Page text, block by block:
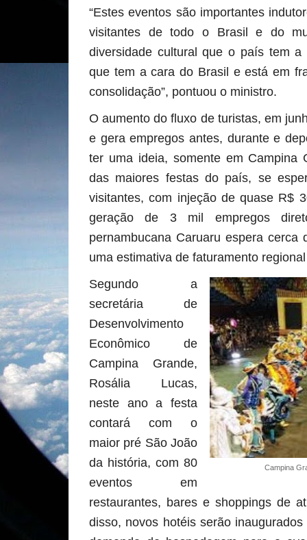
“Estes eventos são importantes
visitantes de todo o Brasil e do
diversidade cultural que o país tem
que tem a cara do Brasil e está em
consolidação”, pontuou o ministro.
O aumento do fluxo de turistas, em
e gera empregos antes, durante e
ter uma ideia, somente em Campina
das maiores festas do país, se
visitantes, com injeção de quase R$
geração de 3 mil empregos
pernambucana Caruaru espera
uma estimativa de faturamento
Campina
Segundo a
secretária de
Desenvolvimento
Econômico de
Campina Grande,
Rosália Lucas,
neste ano a festa
contará com o
maior pré São João
da história, com 80
eventos em
restaurantes, bares e shoppings de
disso, novos hotéis serão